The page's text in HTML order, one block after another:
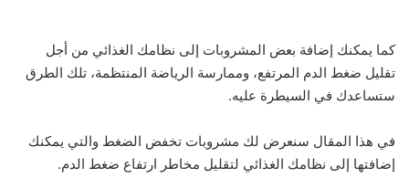
كما يمكنك إضافة بعض المشروبات إلى نظامك الغذائي من أجل
تقليل ضغط الدم المرتفع، وممارسة الرياضة المنتظمة، تلك الطرق
ستساعدك في السيطرة عليه.
في هذا المقال سنعرض لك مشروبات تخفض الضغط والتي يمكنك
إضافتها إلى نظامك الغذائي لتقليل مخاطر ارتفاع ضغط الدم.